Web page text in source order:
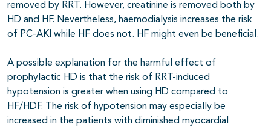
removed by RRT. However, creatinine is removed both by
HD and HF. Nevertheless, haemodialysis increases the risk
of PC-AKI while HF does not. HF might even be beneficial.
A possible explanation for the harmful effect of
prophylactic HD is that the risk of RRT-induced
hypotension is greater when using HD compared to
HF/HDF. The risk of hypotension may especially be
increased in the patients with diminished myocardial